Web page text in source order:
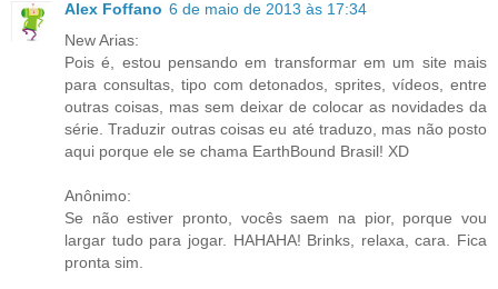
Alex Foffano 6 de maio de 2013 às 17:34
New Arias:
Pois é, estou pensando em transformar em um site mais
para consultas, tipo com detonados, sprites, vídeos, entre
outras coisas, mas sem deixar de colocar as novidades da
série. Traduzir outras coisas eu até traduzo, mas não posto
aqui porque ele se chama EarthBound Brasil! XD
Anônimo:
Se não estiver pronto, vocês saem na pior, porque vou
largar tudo para jogar. HAHAHA! Brinks, relaxa, cara. Fica
pronta sim.